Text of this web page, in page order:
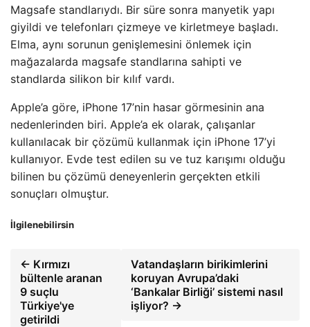
Magsafe standlarıydı. Bir süre sonra manyetik yapı
giyildi ve telefonları çizmeye ve kirletmeye başladı.
Elma, aynı sorunun genişlemesini önlemek için
mağazalarda magsafe standlarına sahipti ve
standlarda silikon bir kılıf vardı.
Apple’a göre, iPhone 17’nin hasar görmesinin ana
nedenlerinden biri. Apple’a ek olarak, çalışanlar
kullanılacak bir çözümü kullanmak için iPhone 17’yi
kullanıyor. Evde test edilen su ve tuz karışımı olduğu
bilinen bu çözümü deneyenlerin gerçekten etkili
sonuçları olmuştur.
İlgilenebilirsin
← Kırmızı
bültenle aranan
9 suçlu
Türkiye'ye
getirildi
Vatandaşların birikimlerini
koruyan Avrupa’daki
‘Bankalar Birliği’ sistemi nasıl
işliyor? →